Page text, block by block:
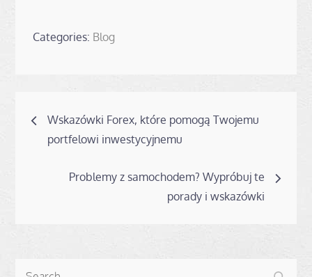
Categories: Blog
Nawigacja
wpisu
Wskazówki Forex, które pomogą Twojemu
portfelowi inwestycyjnemu
Problemy z samochodem? Wypróbuj te
porady i wskazówki